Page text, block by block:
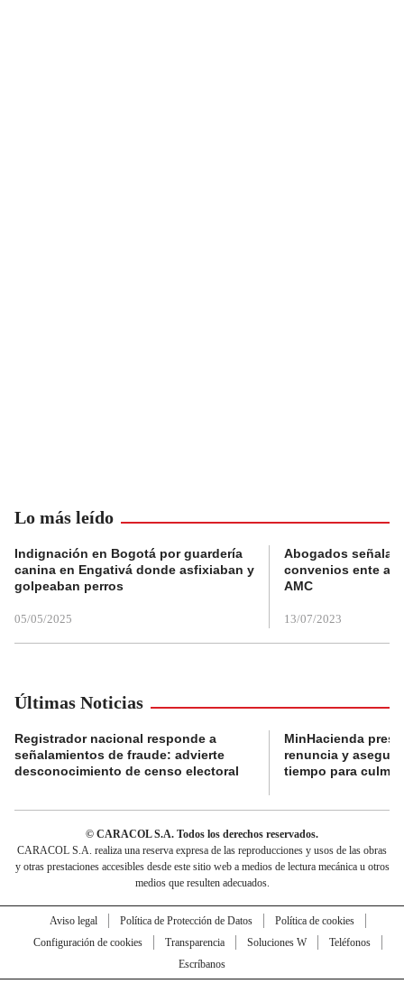
Lo más leído
Indignación en Bogotá por guardería
canina en Engativá donde asfixiaban y
golpeaban perros
05/05/2025
Abogados
convenios ente
AMC
13/07/2023
Últimas Noticias
Registrador nacional responde a
señalamientos de fraude: advierte
desconocimiento de censo electoral
MinHacienda
renuncia y
tiempo para
© CARACOL S.A. Todos los derechos reservados.
CARACOL S.A. realiza una reserva expresa de las reproducciones y usos de las obras
y otras prestaciones accesibles desde este sitio web a medios de lectura mecánica u otros
medios que resulten adecuados.
Aviso legal Política de Protección de Datos
Política de cookies
Configuración de cookies
Transparencia Soluciones W
Teléfonos
Escríbanos